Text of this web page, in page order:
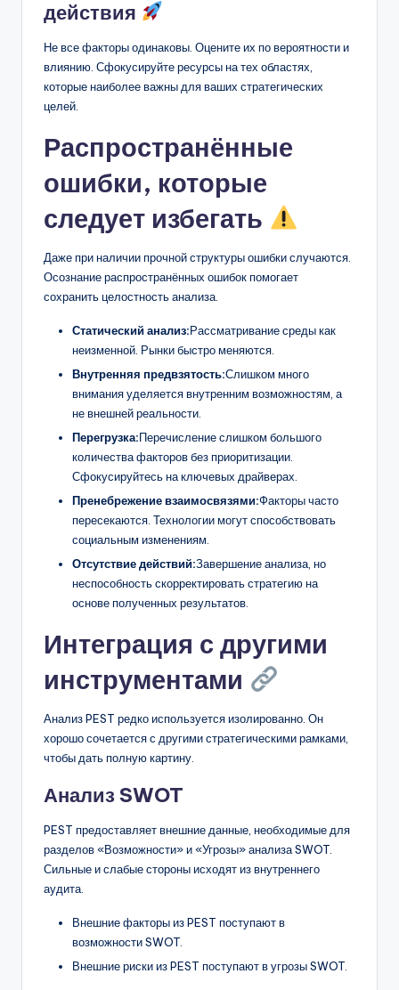
действия
Не все факторы одинаковы. Оцените их по вероятности и
влиянию. Сфокусируйте ресурсы на тех областях,
которые наиболее важны для ваших стратегических
целей.
Распространённые
ошибки, которые
следует избегать
Даже при наличии прочной структуры ошибки случаются.
Осознание распространённых ошибок помогает
сохранить целостность анализа.
Статический анализ:Рассматривание среды как
неизменной. Рынки быстро меняются.
Внутренняя предвзятость:Слишком много
внимания уделяется внутренним возможностям, а
не внешней реальности.
Перегрузка:Перечисление слишком большого
количества факторов без приоритизации.
Сфокусируйтесь на ключевых драйверах.
Пренебрежение взаимосвязями:Факторы часто
пересекаются. Технологии могут способствовать
социальным изменениям.
Отсутствие действий:Завершение анализа, но
неспособность скорректировать стратегию на
основе полученных результатов.
Интеграция с другими
инструментами
Анализ PEST редко используется изолированно. Он
хорошо сочетается с другими стратегическими рамками,
чтобы дать полную картину.
Анализ SWOT
PEST предоставляет внешние данные, необходимые для
разделов «Возможности» и «Угрозы» анализа SWOT.
Сильные и слабые стороны исходят из внутреннего
аудита.
Внешние факторы из PEST поступают в
возможности SWOT.
Внешние риски из PEST поступают в угрозы SWOT.